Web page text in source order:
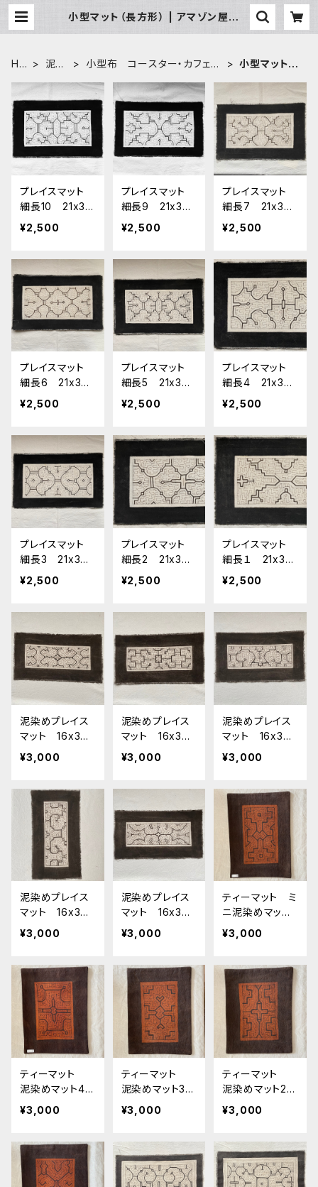
小型マット（長方形） | アマゾン屋 シ
HO
泥染
小型布 コースター・カフェマ
小型マット
プレイスマット
細長10 21x34
cm シピボ族の
泥染め白 アマ
の工芸 インテ
リア雑貨布 エ
スニック
¥2,500
プレイスマット
細長9 21x34c
m シピボ族の
泥染め白 アマ
の工芸 インテ
リア雑貨布 エ
スニック
¥2,500
プレイスマット
細長7 21x34c
m シピボ族の
泥染め白 アマ
の工芸 インテ
リア雑貨布 エ
スニック
¥2,500
プレイスマット
細長6 21x34c
m シピボ族の
泥染め白 アマ
の工芸 インテ
リア雑貨布 エ
スニック
¥2,500
プレイスマット
細長5 21x34c
m シピボ族の
泥染め白 アマ
の工芸 インテ
リア雑貨布 エ
スニック
¥2,500
プレイスマット
細長4 21x34c
m シピボ族の
泥染め白 アマ
の工芸 インテ
リア雑貨布 エ
スニック
¥2,500
プレイスマット
細長3 21x34c
m シピボ族の
泥染め白 アマ
リア雑貨布 エ
スニック
¥2,500
プレイスマット
細長2 21x34c
m シピボ族の
泥染め白 アマ
リア雑貨布 エ
スニック
¥2,500
プレイスマット
細長１ 21x34
cm シピボ族の
泥染め白 アマ
リア雑貨布 エ
スニック
¥2,500
泥染めプレイス
マット 16x30c
m 白11 南米ペル
ー シピボ族の
スマット 額装
¥3,000
泥染めプレイス
マット 16x30c
m 白10 南米ペ
ルー シピボ族
装
¥3,000
泥染めプレイス
マット 16x30c
m 白6 南米ペル
ー シピボ族の
スマット 額装
¥3,000
泥染めプレイス
マット 16x30c
m 白5 南米ペル
ー シピボ族の
スマット 額装
¥3,000
泥染めプレイス
マット 16x30c
m 白3 南米ペル
ー シピボ族の
スマット 額装
¥3,000
ティーマット ミ
ニ泥染めマット6
裏加工 シピボ
族の泥染め 天
族の工芸 プレ
イスマット
¥3,000
ティーマット
泥染めマット4
裏加工 シピボ
族の泥染め 天
族の工芸 プレ
イスマット
¥3,000
ティーマット
泥染めマット3
裏加工 シピボ
族の泥染め 天
族の工芸 プレ
イスマット
¥3,000
ティーマット
泥染めマット2
裏加工 シピボ
族の泥染め 天
族の工芸 プレ
イスマット
¥3,000